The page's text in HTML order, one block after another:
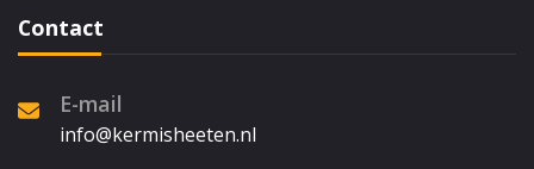
Contact
E-mail
info@kermisheeten.nl